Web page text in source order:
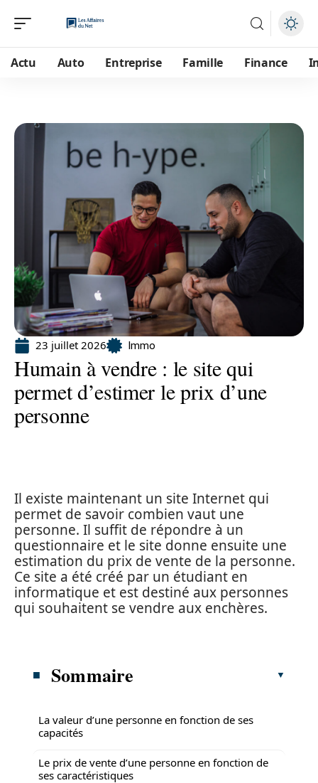
Actu Auto Entreprise Famille Finance
23 juillet 2026 Immo
Humain à vendre : le site qui
permet d’estimer le prix d’une
personne
Il existe maintenant un site Internet qui
permet de savoir combien vaut une
personne. Il suffit de répondre à un
questionnaire et le site donne ensuite une
estimation du prix de vente de la personne.
Ce site a été créé par un étudiant en
informatique et est destiné aux personnes
qui souhaitent se vendre aux enchères.
Sommaire
La valeur d’une personne en fonction de ses
capacités
Le prix de vente d’une personne en fonction de
ses caractéristiques